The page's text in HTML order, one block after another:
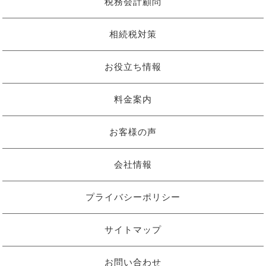
相続税対策
お役立ち情報
料金案内
お客様の声
会社情報
プライバシーポリシー
サイトマップ
お問い合わせ